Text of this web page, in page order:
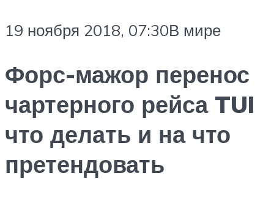
19 ноября 2018, 07:30В мире
Форс-мажор перенос
чартерного рейса TUI
что делать и на что
претендовать